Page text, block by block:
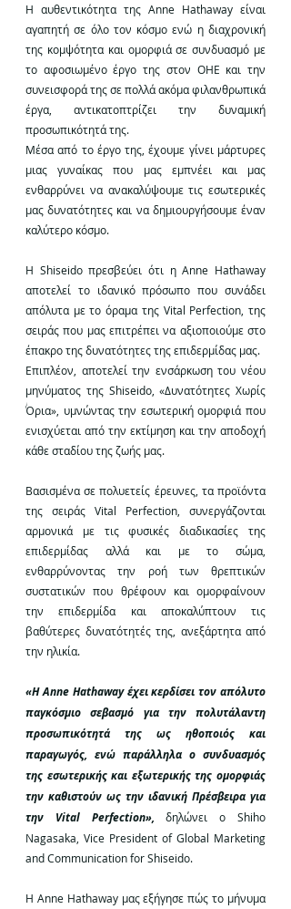
Η αυθεντικότητα της Anne Hathaway είναι
αγαπητή σε όλο τον κόσμο ενώ η διαχρονική
της κομψότητα και ομορφιά σε συνδυασμό με
το αφοσιωμένο έργο της στον ΟΗΕ και την
συνεισφορά της σε πολλά ακόμα φιλανθρωπικά
έργα, αντικατοπτρίζει την δυναμική
προσωπικότητά της.
Μέσα από το έργο της, έχουμε γίνει μάρτυρες
μιας γυναίκας που μας εμπνέει και μας
ενθαρρύνει να ανακαλύψουμε τις εσωτερικές
μας δυνατότητες και να δημιουργήσουμε έναν
καλύτερο κόσμο.
Η Shiseido πρεσβεύει ότι η Anne Hathaway
αποτελεί το ιδανικό πρόσωπο που συνάδει
απόλυτα με το όραμα της Vital Perfection, της
σειράς που μας επιτρέπει να αξιοποιούμε στο
έπακρο της δυνατότητες της επιδερμίδας μας.
Επιπλέον, αποτελεί την ενσάρκωση του νέου
μηνύματος της Shiseido, «Δυνατότητες Χωρίς
Όρια», υμνώντας την εσωτερική ομορφιά που
ενισχύεται από την εκτίμηση και την αποδοχή
κάθε σταδίου της ζωής μας.
Βασισμένα σε πολυετείς έρευνες, τα προϊόντα
της σειράς Vital Perfection, συνεργάζονται
αρμονικά με τις φυσικές διαδικασίες της
επιδερμίδας αλλά και με το σώμα,
ενθαρρύνοντας την ροή των θρεπτικών
συστατικών που θρέφουν και ομορφαίνουν
την επιδερμίδα και αποκαλύπτουν τις
βαθύτερες δυνατότητές της, ανεξάρτητα από
την ηλικία.
«Η Αnne Hathaway έχει κερδίσει τον απόλυτο
παγκόσμιο σεβασμό για την πολυτάλαντη
προσωπικότητά της ως ηθοποιός και
παραγωγός, ενώ παράλληλα ο συνδυασμός
της εσωτερικής και εξωτερικής της ομορφιάς
την καθιστούν ως την ιδανική Πρέσβειρα για
την Vital Perfection»,
δηλώνει ο Shiho
Nagasaka, Vice President of Global Marketing
and Communication for Shiseido.